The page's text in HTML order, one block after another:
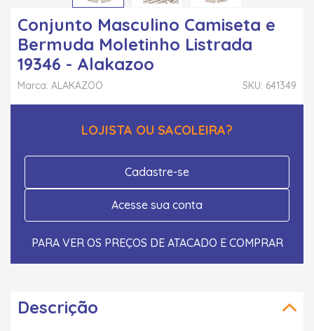
Conjunto Masculino Camiseta e
Bermuda Moletinho Listrada
19346 - Alakazoo
SKU: 641349
Marca: ALAKAZOO
LOJISTA OU SACOLEIRA?
Cadastre-se
Acesse sua conta
PARA VER OS PREÇOS DE ATACADO E COMPRAR
Descrição